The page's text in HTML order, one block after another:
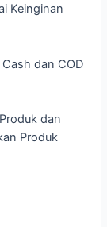
Keinginan
dan COD
dan
Produk